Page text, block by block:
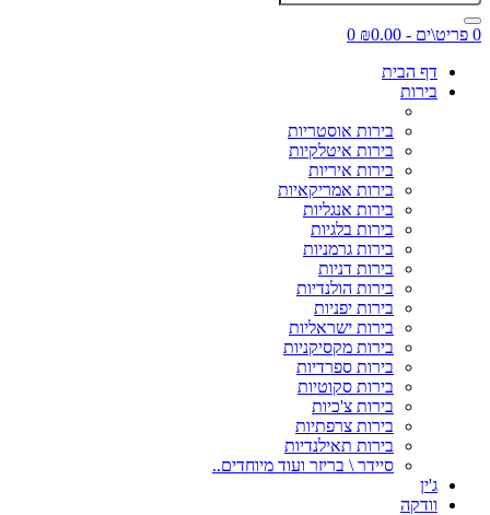
0 פריט\ים - ₪0.00
0
דף הבית
בירות
בירות אוסטריות
בירות איטלקיות
בירות איריות
בירות אמריקאיות
בירות אנגליות
בירות בלגיות
בירות גרמניות
בירות דניות
בירות הולנדיות
בירות יפניות
בירות ישראליות
בירות מקסיקניות
בירות ספרדיות
בירות סקוטיות
בירות צ'כיות
בירות צרפתיות
בירות תאילנדיות
סיידר \ בריזר ועוד מיוחדים..
ג'ין
וודקה